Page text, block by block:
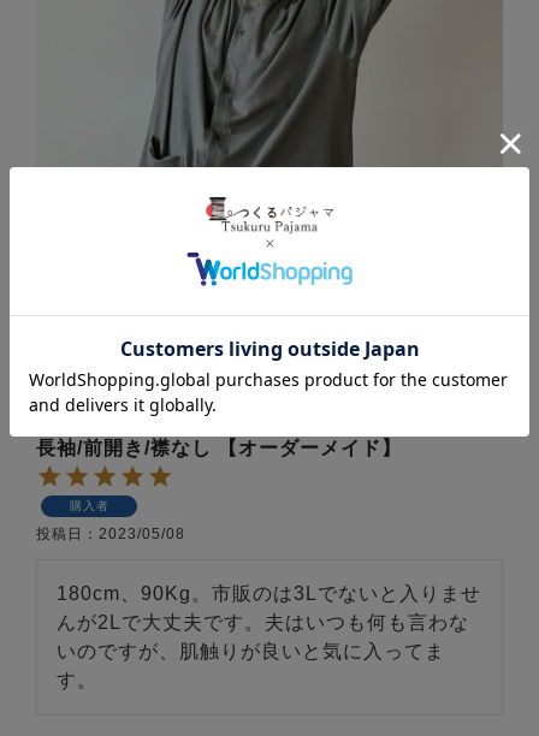
やわらか天竺ニットメンズパジャマ 上下セット・
長袖/前開き/襟なし 【オーダーメイド】
購入者
投稿日 2023/05/08
180cm、90Kg。市販のは3Lでないと入りませ
んが2Lで大丈夫です。夫はいつも何も言わな
いのですが、肌触りが良いと気に入ってま
す。